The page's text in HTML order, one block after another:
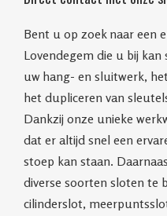
Bent u op zoek naar een
Lovendegem die u bij kan
uw hang- en sluitwerk,
het dupliceren van
Dankzij onze unieke
dat er altijd snel een
stoep kan staan.
diverse soorten sloten te
cilinderslot,